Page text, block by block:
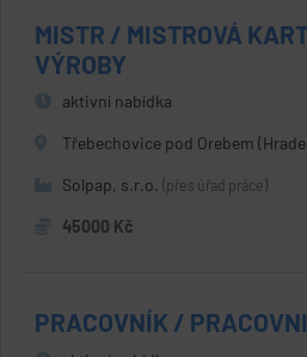
MISTR / MISTROVÁ
VÝROBY
aktivní nabídka
Třebechovice pod Orebem
Solpap, s.r.o. (přes úřad práce)
45000 Kč
PRACOVNÍK /